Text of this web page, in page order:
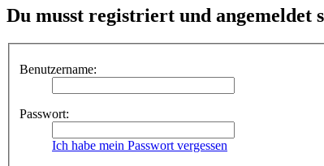
Du musst registriert und angemeldet
Benutzername:
Passwort:
Ich habe mein Passwort vergessen